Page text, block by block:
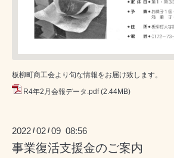
板柳町商工会より旬な情報をお届け致します。
R4年2月会報データ.pdf (2.44MB)
2022 /02 /09 08:56
事業復活支援金のご案内